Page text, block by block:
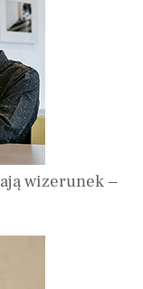
wizerunek –